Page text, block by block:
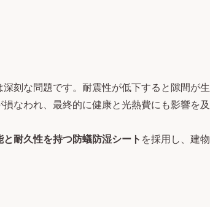
刻な問題です。耐震性が低下すると隙間が生
なわれ、最終的に健康と光熱費にも影響を及
と耐久性を持つ防蟻防湿シート を採用し、建物